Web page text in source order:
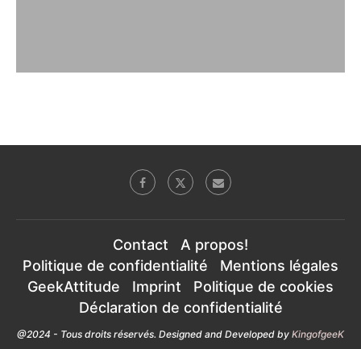
Contact
A propos!
Politique de confidentialité
Mentions légales
GeekAttitude
Imprint
Politique de cookies
Déclaration de confidentialité
@2024 - Tous droits réservés. Designed and Developed by KingofgeeK